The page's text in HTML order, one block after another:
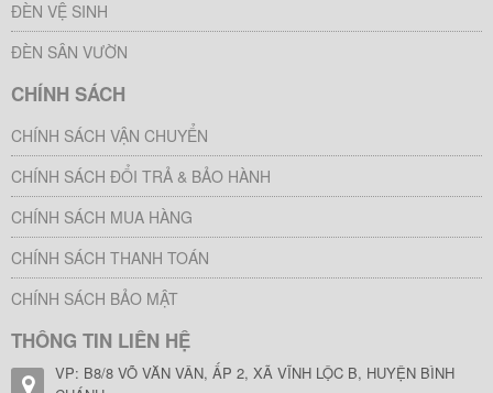
ĐÈN VỆ SINH
ĐÈN SÂN VƯỜN
CHÍNH SÁCH
CHÍNH SÁCH VẬN CHUYỂN
CHÍNH SÁCH ĐỔI TRẢ & BẢO HÀNH
CHÍNH SÁCH MUA HÀNG
CHÍNH SÁCH THANH TOÁN
CHÍNH SÁCH BẢO MẬT
THÔNG TIN LIÊN HỆ
VP: B8/8 VÕ VĂN VÂN, ẤP 2, XÃ VĨNH LỘC B, HUYỆN BÌNH